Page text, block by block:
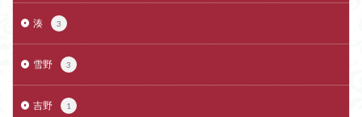
湊 3
雪野 3
吉野 1